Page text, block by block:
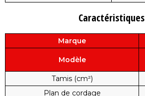
Caractéristiques
Marque
Modèle
Tamis (cm²)
Plan de cordage